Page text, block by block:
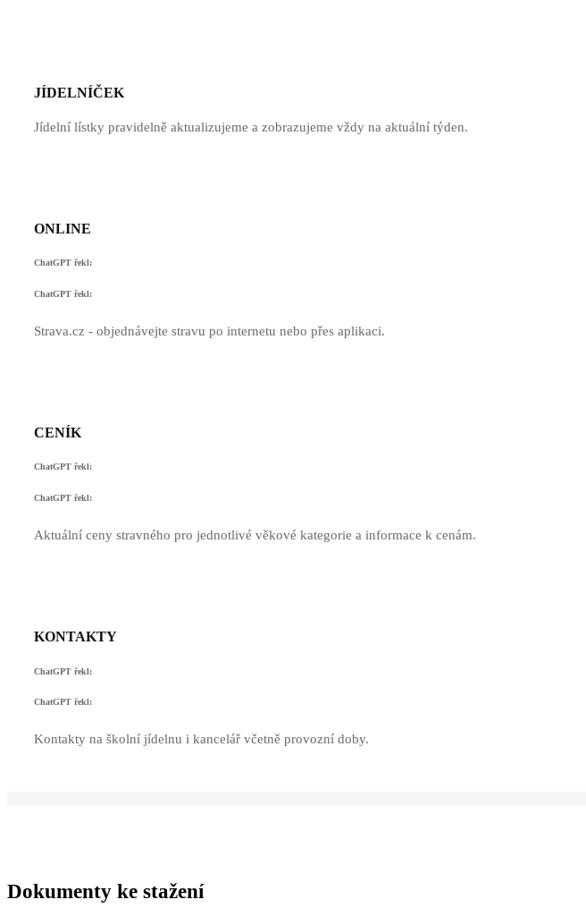
JÍDELNÍČEK
Jídelní lístky pravidelně aktualizujeme a zobrazujeme vždy na aktuální týden.
ONLINE
ChatGPT řekl:
ChatGPT řekl:
Strava.cz - objednávejte stravu po internetu nebo přes aplikaci.
CENÍK
ChatGPT řekl:
ChatGPT řekl:
Aktuální ceny stravného pro jednotlivé věkové kategorie a informace k cenám.
KONTAKTY
ChatGPT řekl:
ChatGPT řekl:
Kontakty na školní jídelnu i kancelář včetně provozní doby.
Dokumenty ke stažení